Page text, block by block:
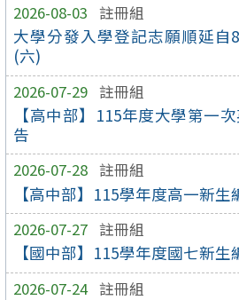
2026-08-03 註冊組
大學分發入學登記志願順延
(六)
2026-07-29 註冊組
【高中部】115年度大學第一
告
2026-07-28 註冊組
【高中部】115學年度高一新生
2026-07-27 註冊組
【國中部】115學年度國七新
2026-07-24 註冊組